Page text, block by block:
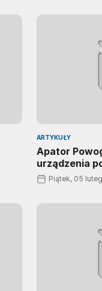
ARTYKUŁY
Apator
urządzenia
Piątek, 05